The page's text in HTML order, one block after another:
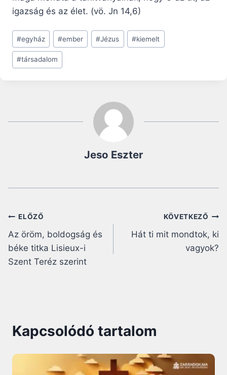
igazság és az élet. (vö. Jn 14,6)
Post
Tags:
#egyház #ember #Jézus #kiemelt
#társadalom
Jeso Eszter
Bejegyzés
navigáció
ELŐZŐ
Az öröm, boldogság és
béke titka Lisieux-i
Szent Teréz szerint
KÖVETKEZŐ
Hát ti mit mondtok, ki
vagyok?
Kapcsolódó tartalom